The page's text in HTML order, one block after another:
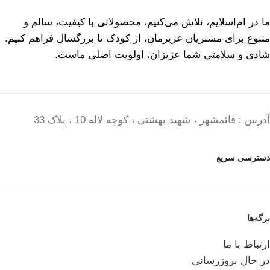
ما در ام‌اسلایم، تلاش می‌کنیم، محصولاتی با کیفیت، سالم و
متنوع برای مشتریان عزیزمان، از کودک تا بزرگسال فراهم کنیم.
شادی و سلامتی شما عزیزان، اولویت اصلی ماست.
آدرس : قائمشهر ، شهید بهشتی ، کوچه لاله 10 ، پلاک 33
دسترسی سریع
برگه‌ها
ارتباط با ما
در حال بروزرسانی